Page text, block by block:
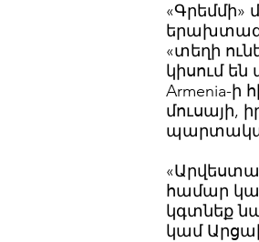
«տեղի
կիսում
Armenia-
մուսայի,
համար
կգտնեք
կամ